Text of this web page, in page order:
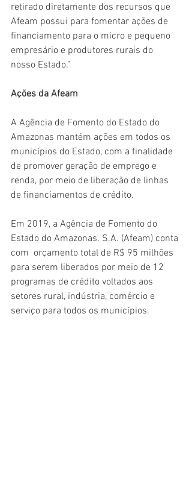
retirado diretamente dos recursos que
Afeam possui para fomentar ações de
financiamento para o micro e pequeno
empresário e produtores rurais do
nosso Estado.”
Ações da Afeam
A Agência de Fomento do Estado do
Amazonas mantém ações em todos os
municípios do Estado, com a finalidade
de promover geração de emprego e
renda, por meio de liberação de linhas
de financiamentos de crédito.
Em 2019, a Agência de Fomento do
Estado do Amazonas. S.A. (Afeam) conta
com  orçamento total de R$ 95 milhões
para serem liberados por meio de 12
programas de crédito voltados aos
setores rural, indústria, comércio e
serviço para todos os municípios.